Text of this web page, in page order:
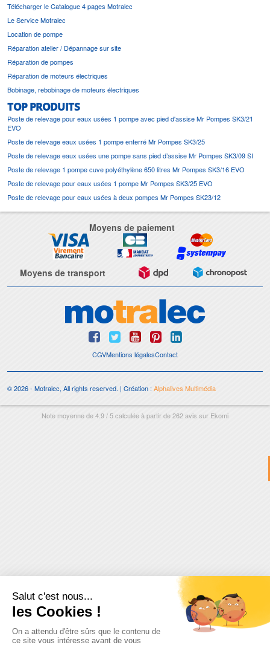
Télécharger le Catalogue 4 pages Motralec
Le Service Motralec
Location de pompe
Réparation atelier / Dépannage sur site
Réparation de pompes
Réparation de moteurs électriques
Bobinage, rebobinage de moteurs électriques
TOP PRODUITS
Poste de relevage pour eaux usées 1 pompe avec pied d'assise Mr Pompes SK3/21
EVO
Poste de relevage eaux usées 1 pompe enterré Mr Pompes SK3/25
Poste de relevage eaux usées une pompe sans pied d’assise Mr Pompes SK3/09 SI
Poste de relevage 1 pompe cuve polyéthylène 650 litres Mr Pompes SK3/16 EVO
Poste de relevage pour eaux usées 1 pompe Mr Pompes SK3/25 EVO
Poste de relevage pour eaux usées à deux pompes Mr Pompes SK23/12
Moyens de paiement
Moyens de transport
CGVMentions légalesContact
© 2026 - Motralec, All rights reserved. | Création :Alphalives Multimédia
Note moyenne de4.9/5calculée à partir de262avis sur Ekomi